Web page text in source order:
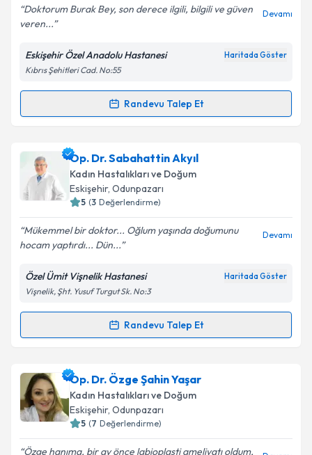
Doktorum Burak Bey, son derece ilgili, bilgili ve güven
veren...
Devamı
Eskişehir Özel Anadolu Hastanesi Haritada Göster
Kıbrıs Şehitleri Cad. No:55
Randevu Talep Et
Randevu Takvimi Talebi
Op. Dr. Burak Kenariçin randevu takvimi talebi
oluşturun. Size bu uzmandan randevu almanız için bir
takvim hazırlandığında e-posta ile bilgilendireceğiz.
Kişisel verilerimin işlenmesine ilişkin
Aydınlatma
Metni'ni okudum ve kişisel verilerimin belirtilen
kapsamda işlenmesini kabul ediyorum.
Op. Dr. Sabahattin Akyıl
Kadın Hastalıkları ve Doğum
Eskişehir, Odunpazarı
5 (3 Değerlendirme)
Mükemmel bir doktor... Oğlum yaşında doğumunu
hocam yaptırdı... Dün...
Devamı
Özel Ümit Vişnelik Hastanesi Haritada Göster
Vişnelik, Şht. Yusuf Turgut Sk. No:3
Randevu Talep Et
Randevu Takvimi Talebi
Op. Dr. Sabahattin Akyıliçin randevu takvimi talebi
oluşturun. Size bu uzmandan randevu almanız için bir
takvim hazırlandığında e-posta ile bilgilendireceğiz.
Op. Dr. Özge Şahin Yaşar
Kadın Hastalıkları ve Doğum
Eskişehir, Odunpazarı
5 (7 Değerlendirme)
Özge hanıma, bir ay önce labioplasti ameliyatı oldum,